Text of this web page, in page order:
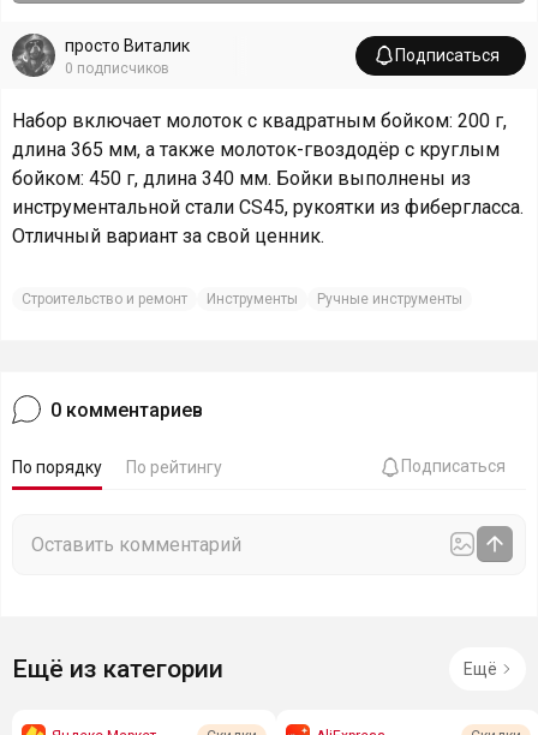
просто Виталик
0 подписчиков
Подписаться
Набор включает молоток с квадратным бойком: 200 г,
длина 365 мм, а также молоток-гвоздодёр с круглым
бойком: 450 г, длина 340 мм. Бойки выполнены из
инструментальной стали CS45, рукоятки из фибергласса.
Отличный вариант за свой ценник.
Строительство и ремонт Инструменты Ручные инструменты
0 комментариев
По порядку По рейтингу Подписаться
Ещё из категории Ещё